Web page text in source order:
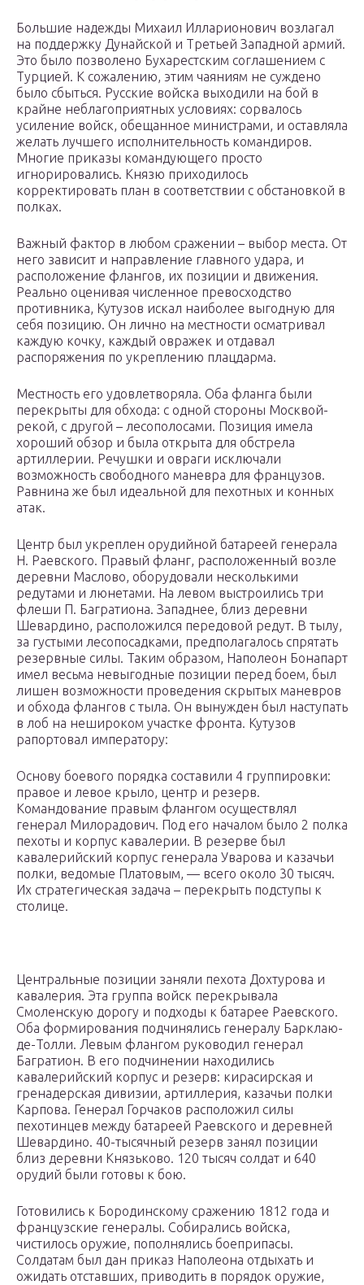
Большие надежды Михаил Илларионович возлагал
на поддержку Дунайской и Третьей Западной армий.
Это было позволено Бухарестским соглашением с
Турцией. К сожалению, этим чаяниям не суждено
было сбыться. Русские войска выходили на бой в
крайне неблагоприятных условиях: сорвалось
усиление войск, обещанное министрами, и оставляла
желать лучшего исполнительность командиров.
Многие приказы командующего просто
игнорировались. Князю приходилось
корректировать план в соответствии с обстановкой в
полках.
Важный фактор в любом сражении – выбор места. От
него зависит и направление главного удара, и
расположение флангов, их позиции и движения.
Реально оценивая численное превосходство
противника, Кутузов искал наиболее выгодную для
себя позицию. Он лично на местности осматривал
каждую кочку, каждый овражек и отдавал
распоряжения по укреплению плацдарма.
Местность его удовлетворяла. Оба фланга были
перекрыты для обхода: с одной стороны Москвой-
рекой, с другой – лесополосами. Позиция имела
хороший обзор и была открыта для обстрела
артиллерии. Речушки и овраги исключали
возможность свободного маневра для французов.
Равнина же был идеальной для пехотных и конных
атак.
Центр был укреплен орудийной батареей генерала
Н. Раевского. Правый фланг, расположенный возле
деревни Маслово, оборудовали несколькими
редутами и люнетами. На левом выстроились три
флеши П. Багратиона. Западнее, близ деревни
Шевардино, расположился передовой редут. В тылу,
за густыми лесопосадками, предполагалось спрятать
резервные силы. Таким образом, Наполеон Бонапарт
имел весьма невыгодные позиции перед боем, был
лишен возможности проведения скрытых маневров
и обхода флангов с тыла. Он вынужден был наступать
в лоб на нешироком участке фронта. Кутузов
рапортовал императору:
Основу боевого порядка составили 4 группировки:
правое и левое крыло, центр и резерв.
Командование правым флангом осуществлял
генерал Милорадович. Под его началом было 2 полка
пехоты и корпус кавалерии. В резерве был
кавалерийский корпус генерала Уварова и казачьи
полки, ведомые Платовым, — всего около 30 тысяч.
Их стратегическая задача – перекрыть подступы к
столице.
Центральные позиции заняли пехота Дохтурова и
кавалерия. Эта группа войск перекрывала
Смоленскую дорогу и подходы к батарее Раевского.
Оба формирования подчинялись генералу Барклаю-
де-Толли. Левым флангом руководил генерал
Багратион. В его подчинении находились
кавалерийский корпус и резерв: кирасирская и
гренадерская дивизии, артиллерия, казачьи полки
Карпова. Генерал Горчаков расположил силы
пехотинцев между батареей Раевского и деревней
Шевардино. 40-тысячный резерв занял позиции
близ деревни Князьково. 120 тысяч солдат и 640
орудий были готовы к бою.
Готовились к Бородинскому сражению 1812 года и
французские генералы. Собирались войска,
чистилось оружие, пополнялись боеприпасы.
Солдатам был дан приказ Наполеона отдыхать и
ожидать отставших, приводить в порядок оружие,